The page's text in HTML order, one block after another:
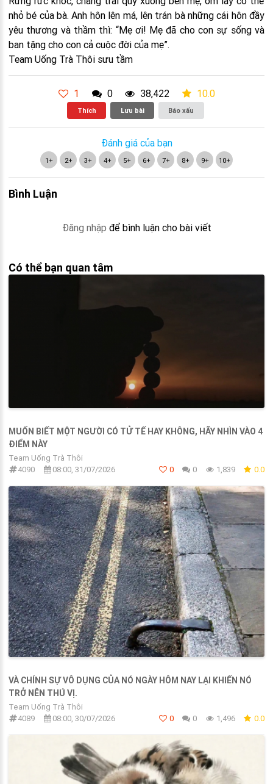
nhỏ bé của bà. Anh hôn lên má, lên trán bà những cái hôn đầy
yêu thương và thầm thì: “Mẹ ơi! Mẹ đã cho con sự sống và
ban tặng cho con cả cuộc đời của mẹ”.
Team Uống Trà Thôi sưu tầm
1 0 38,422 10.0
Thích Lưu bài Báo xấu
Đánh giá của bạn
1+ 2+ 3+ 4+ 5+ 6+ 7+ 8+ 9+ 10+
Bình Luận
Đăng nhập để bình luận cho bài viết
Có thể bạn quan tâm
MUỐN BIẾT MỘT NGƯỜI CÓ TỬ TẾ HAY KHÔNG, HÃY NHÌN VÀO 4
ĐIỂM NÀY
Team Uống Trà Thôi
4090
08:00, 31/07/2026 0 0 1,839 0.0
VÀ CHÍNH SỰ VÔ DỤNG CỦA NÓ NGÀY HÔM NAY LẠI KHIẾN NÓ
TRỞ NÊN THÚ VỊ.
Team Uống Trà Thôi
4089
08:00, 30/07/2026 0 0 1,496 0.0